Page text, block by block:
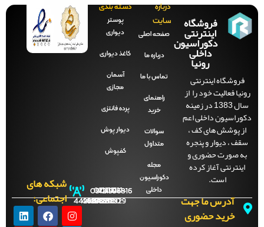
فروشگاه
اینترنتی
دکوراسیون
داخلی
رونیا
فروشگاه اینترنتی
فعالیت خود را از
سال 1383 در زمینه
داخلی اعم
پوشش های کف ،
، دیوار و پنجره
صورت حضوری و
اینترنتی آغاز کرده
درباره
سایت
صفحه‌ اصلی
درباره ما
تماس با ما
راهنمای
سوالات
متداول
دکوراسیون
دسته بندی
کاغذ دیواری
آسمان
پرده فانتزی
دیوار پوش
کفپوش
آدرس ما جهت
خرید حضوری
09121996816
021-
44288929
021-
44288700
021-
44288701
021-
44288702
شبکه های
اجتماعی: